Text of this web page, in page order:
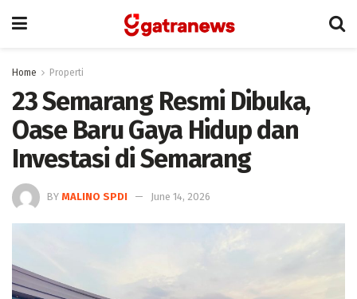
Home Properti
23 Semarang Resmi Dibuka,
Oase Baru Gaya Hidup dan
Investasi di Semarang
BY MALINO SPDI June 14, 2026